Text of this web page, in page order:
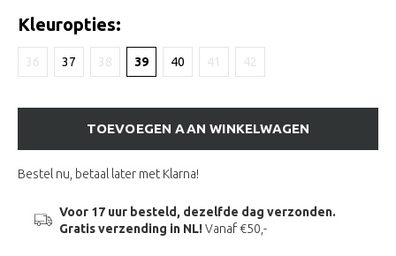
Kleuropties:
36 37 38 39 40 41 42
TOEVOEGEN AAN WINKELWAGEN
Bestel nu, betaal later met Klarna!
Voor 17 uur besteld, dezelfde dag verzonden.
Gratis verzending in NL!Vanaf €50,-